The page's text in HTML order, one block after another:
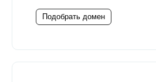
Подобрать домен